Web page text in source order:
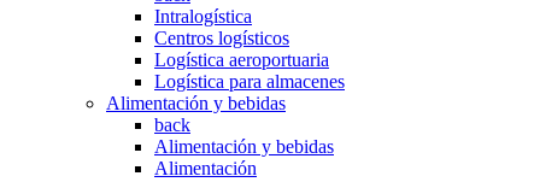
Intralogística
Centros logísticos
Logística aeroportuaria
Logística para almacenes
Alimentación y bebidas
back
Alimentación y bebidas
Alimentación